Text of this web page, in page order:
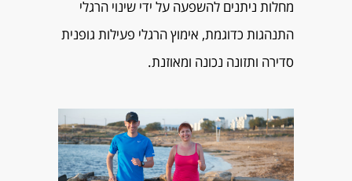
מחלות ניתנים להשפעה על ידי שינוי הרגלי
התנהגות כדוגמת, אימוץ הרגלי פעילות גופנית
סדירה ותזונה נכונה ומאוזנת.